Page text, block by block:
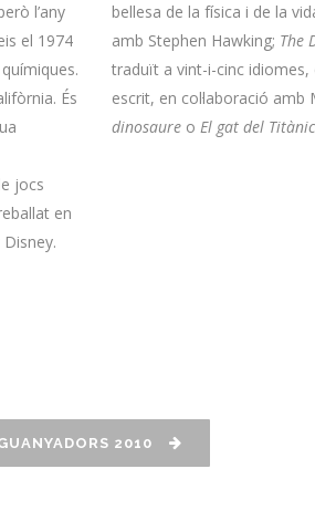
l’any
el 1974
És
jocs
en
bellesa de la física i de la
amb Stephen Hawking; The
traduït a vint-i-cinc idiomes,
escrit, en col·laboració
dinosaure o El gat del Titànic
2010